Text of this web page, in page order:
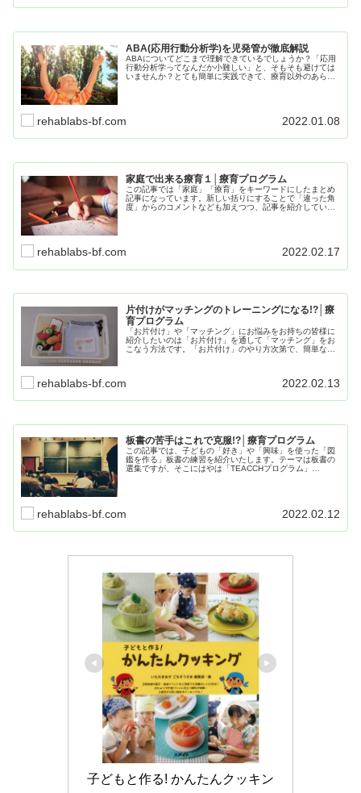
ABA(応用行動分析学)を児発管が徹底解説
ABAについてどこまで理解できているでしょうか？「応用
行動分析学ってなんだか小難しい」と、そもそも避けては
いませんか？とても簡単に実践できて、療育以外のあらゆ
rehablabs-bf.com 2022.01.08
家庭で出来る療育１│療育プログラム
この記事では「家庭」「療育」をキーワードにしたまとめ
記事になっています。新しい括りにすることで「違った角
度」からのコメントなども加えつつ、記事を紹介していま
rehablabs-bf.com 2022.02.17
片付けがマッチングのトレーニングになる!?│療
育プログラム
「お片付け」や「マッチング」にお悩みをお持ちの皆様に
紹介したいのは「お片付け」を通して「マッチング」をお
こなう方法です。「お片付け」のやり方次第で、簡単な
rehablabs-bf.com 2022.02.13
板書の苦手はこれで克服!?│療育プログラム
この記事では、子どもの「好き」や「興味」を使った「図
鑑を作る」板書の練習を紹介いたします。テーマは板書の
選集ですが、そこにはやは「TEACCHプログラム」
rehablabs-bf.com 2022.02.12
子どもと作る! かんたんクッキン